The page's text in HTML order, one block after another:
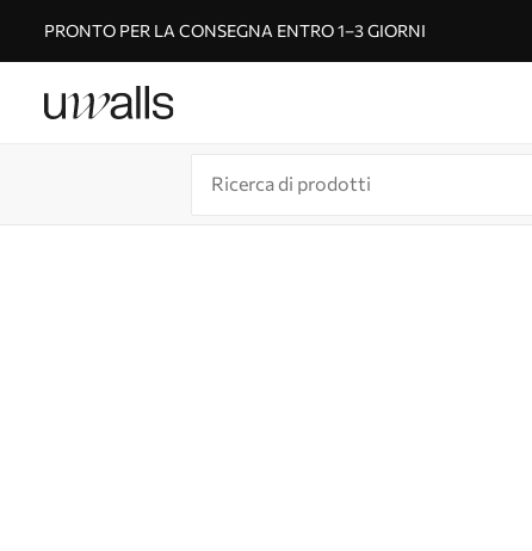
PRONTO PER LA CONSEGNA ENTRO 1–3 GIORNI